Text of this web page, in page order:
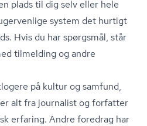
plads til dig selv eller hele
system det hurtigt
Hvis du har spørgsmål, står
tilmelding og andre
på kultur og samfund,
alt fra journalist og forfatter
erfaring. Andre foredrag har